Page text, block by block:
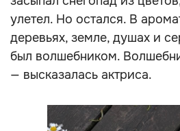
улетел. Но остался. В
деревьях, земле, душах и
был волшебником.
— высказалась актриса.